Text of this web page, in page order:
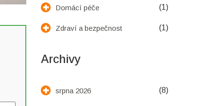
Domácí péče (1)
Zdraví a bezpečnost (1)
Archivy
srpna 2026 (8)